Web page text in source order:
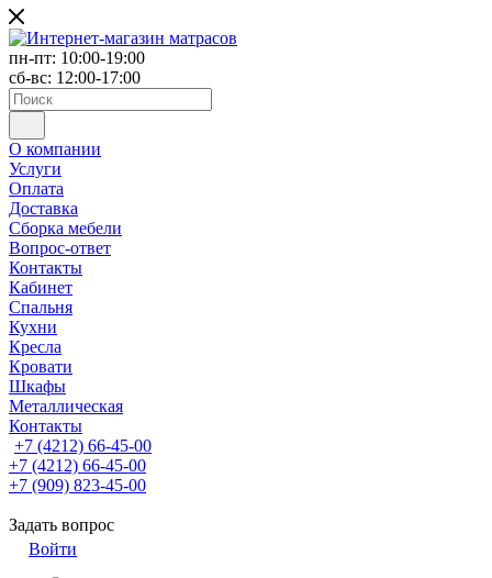
пн-пт: 10:00-19:00
сб-вс: 12:00-17:00
О компании
Услуги
Оплата
Доставка
Сборка мебели
Вопрос-ответ
Контакты
Кабинет
Спальня
Кухни
Кресла
Кровати
Шкафы
Металлическая
Контакты
+7 (4212) 66-45-00
+7 (4212) 66-45-00
+7 (909) 823-45-00
Задать вопрос
Войти